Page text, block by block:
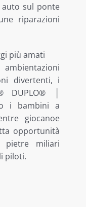
sul ponte
riparazioni
più amati
divertenti, i
DUPLO® │
i bambini a
giocanoe
opportunità
pietre miliari
piloti.